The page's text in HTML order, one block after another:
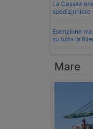
La
Esenzione
su tutta la
Mare